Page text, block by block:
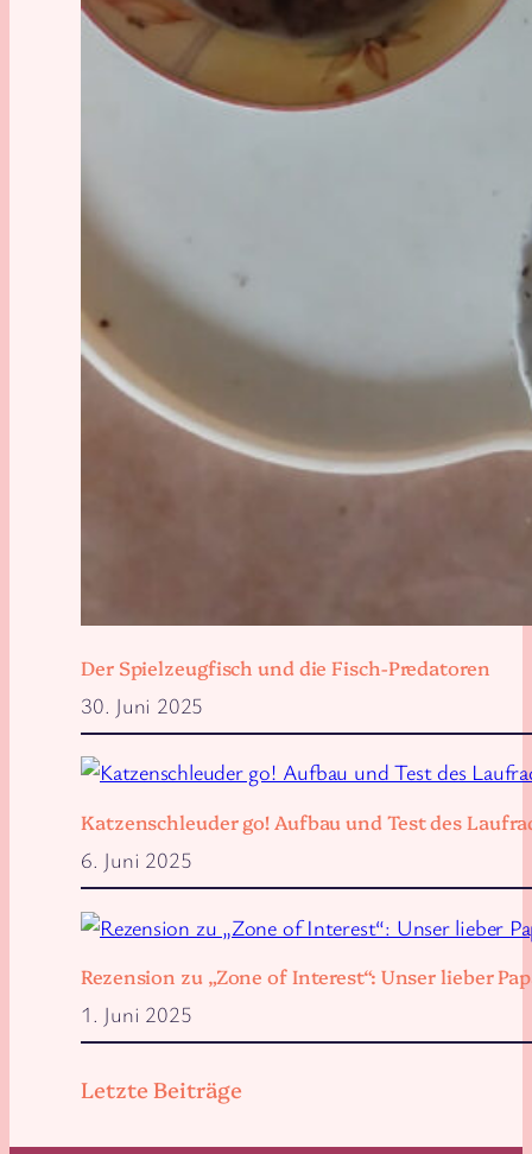
Letzte Beiträge
Der Spielzeugfisch und die Fisch-Predatoren
30. Juni 2025
Katzenschleuder go! Aufbau und Test des
6. Juni 2025
Rezension zu „Zone of Interest“: Unser lieber
1. Juni 2025